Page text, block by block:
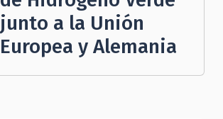
junto a la Unión
Europea y Alemania